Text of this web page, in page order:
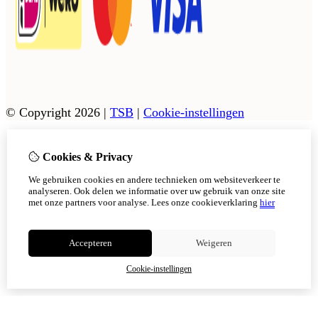
© Copyright 2026 | TSB | Cookie-instellingen
Cookies & Privacy
We gebruiken cookies en andere technieken om websiteverkeer te
analyseren. Ook delen we informatie over uw gebruik van onze site
met onze partners voor analyse. Lees onze cookieverklaring hier
Accepteren Weigeren
Cookie-instellingen
Vanaf 17 augustus zijn onze afhaalpunten in Tholen en
Scherpenisse weer geopend.
In Sint Philipsland kan er op afsppraak afgehaald worden.